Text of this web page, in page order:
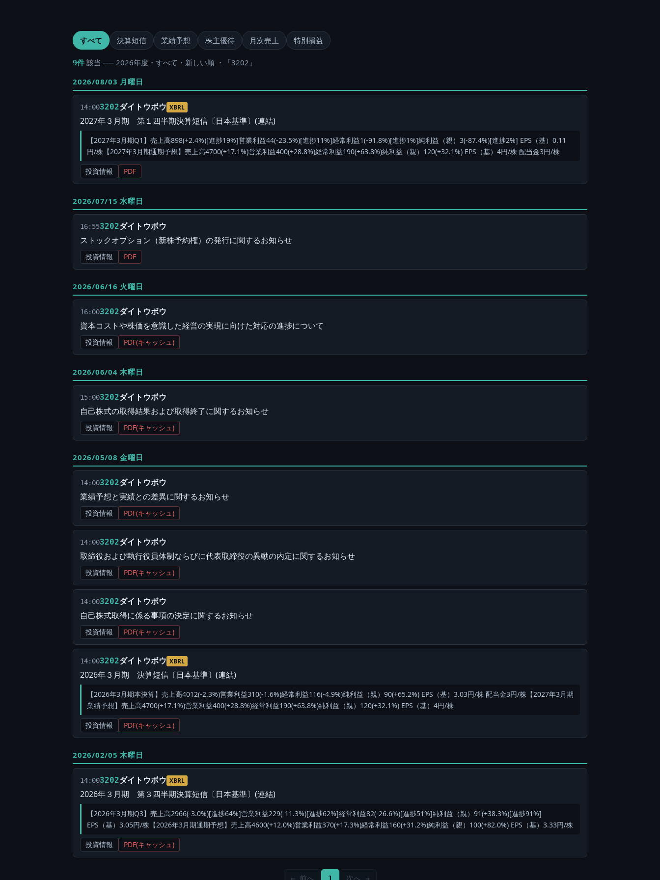
すべて 決算短信 業績予想 株主優待 月次売上 特別損益
9件 該当 ── 2026年度・すべて・新しい順 ・「3202」
2026/08/03 月曜日
14:003202ダイトウボウ XBRL
2027年３月期 第１四半期決算短信〔日本基準〕(連結)
【2027年3月期Q1】売上高898(+2.4%)[進捗19%]営業利益44(-23.5%)[進捗11%]経常利益1(-91.8%)[進捗1%]純利益（親）3(-87.4%)[進捗2%] EPS（基）0.11
円/株【2027年3月期通期予想】売上高4700(+17.1%)営業利益400(+28.8%)経常利益190(+63.8%)純利益（親）120(+32.1%) EPS（基）4円/株 配当金3円/株
投資情報 PDF
2026/07/15 水曜日
16:553202ダイトウボウ
ストックオプション（新株予約権）の発行に関するお知らせ
投資情報 PDF
2026/06/16 火曜日
16:003202ダイトウボウ
資本コストや株価を意識した経営の実現に向けた対応の進捗について
投資情報 PDF(キャッシュ)
2026/06/04 木曜日
15:003202ダイトウボウ
自己株式の取得結果および取得終了に関するお知らせ
投資情報 PDF(キャッシュ)
2026/05/08 金曜日
14:003202ダイトウボウ
業績予想と実績との差異に関するお知らせ
投資情報 PDF(キャッシュ)
14:003202ダイトウボウ
取締役および執行役員体制ならびに代表取締役の異動の内定に関するお知らせ
投資情報 PDF(キャッシュ)
14:003202ダイトウボウ
自己株式取得に係る事項の決定に関するお知らせ
投資情報 PDF(キャッシュ)
14:003202ダイトウボウ XBRL
2026年３月期 決算短信〔日本基準〕(連結)
【2026年3月期本決算】売上高4012(-2.3%)営業利益310(-1.6%)経常利益116(-4.9%)純利益（親）90(+65.2%) EPS（基）3.03円/株 配当金3円/株【2027年3月期
業績予想】売上高4700(+17.1%)営業利益400(+28.8%)経常利益190(+63.8%)純利益（親）120(+32.1%) EPS（基）4円/株
投資情報 PDF(キャッシュ)
2026/02/05 木曜日
14:003202ダイトウボウ XBRL
2026年３月期 第３四半期決算短信〔日本基準〕(連結)
【2026年3月期Q3】売上高2966(-3.0%)[進捗64%]営業利益229(-11.3%)[進捗62%]経常利益82(-26.6%)[進捗51%]純利益（親）91(+38.3%)[進捗91%]
EPS（基）3.05円/株【2026年3月期通期予想】売上高4600(+12.0%)営業利益370(+17.3%)経常利益160(+31.2%)純利益（親）100(+82.0%) EPS（基）3.33円/株
投資情報 PDF(キャッシュ)